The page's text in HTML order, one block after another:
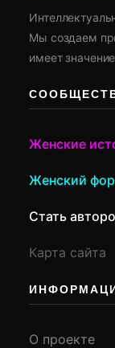
Мы создаем
имеет
Женские
Женский
Стать
Карта сайта
О проекте